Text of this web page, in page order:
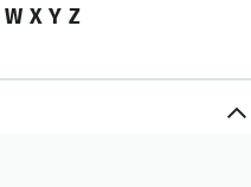
W X Y Z